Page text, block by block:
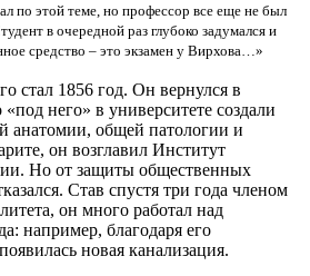
по этой теме, но профессор все еще не был
в очередной раз глубоко задумался и
средство – это экзамен у Вирхова…»
стал 1856 год. Он вернулся в
него» в университете создали
анатомии, общей патологии и
он возглавил Институт
Но от защиты общественных
Став спустя три года членом
он много работал над
например, благодаря его
новая канализация.